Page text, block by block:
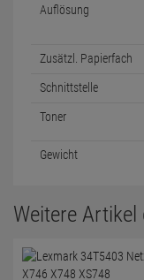
Auflösung
Zusätzl. Papierfach
Schnittstelle
Toner
Gewicht
Weitere Artikel